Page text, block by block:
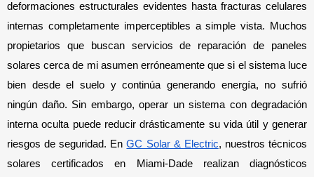
deformaciones estructurales evidentes hasta fracturas celulares
internas completamente imperceptibles a simple vista. Muchos
propietarios que buscan servicios de reparación de paneles
solares cerca de mi asumen erróneamente que si el sistema luce
bien desde el suelo y continúa generando energía, no sufrió
ningún daño. Sin embargo, operar un sistema con degradación
interna oculta puede reducir drásticamente su vida útil y generar
riesgos de seguridad. En GC Solar & Electric, nuestros técnicos
solares certificados en Miami-Dade realizan diagnósticos